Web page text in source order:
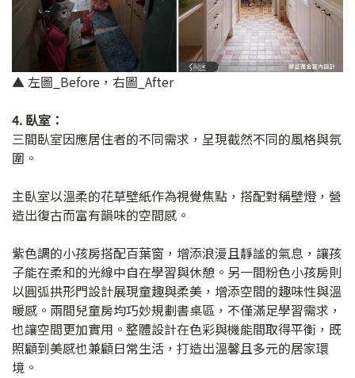
▲ 左圖_Before，右圖_After
4. 臥室：
三間臥室因應居住者的不同需求，呈現截然不同的風格與氛
圍。
主臥室以溫柔的花草壁紙作為視覺焦點，搭配對稱壁燈，營
造出復古而富有韻味的空間感。
紫色調的小孩房搭配百葉窗，增添浪漫且靜謐的氣息，讓孩
子能在柔和的光線中自在學習與休憩。另一間粉色小孩房則
以圓弧拱形門設計展現童趣與柔美，增添空間的趣味性與溫
暖感。兩間兒童房均巧妙規劃書桌區，不僅滿足學習需求，
也讓空間更加實用。整體設計在色彩與機能間取得平衡，既
照顧到美感也兼顧日常生活，打造出溫馨且多元的居家環
境。